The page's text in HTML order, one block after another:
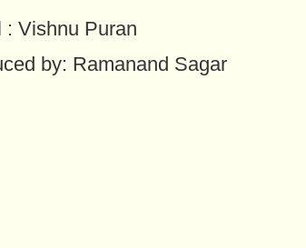
: Vishnu Puran
by: Ramanand Sagar